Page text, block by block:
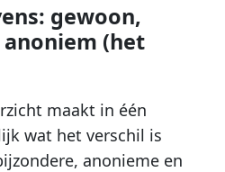
gewoon,
(het
maakt in één
wat het verschil is
anonieme en